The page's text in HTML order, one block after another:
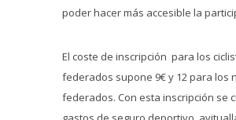
poder hacer más accesible la
El coste de inscripción para los
federados supone 9€ y 12 para los
federados. Con esta inscripción se